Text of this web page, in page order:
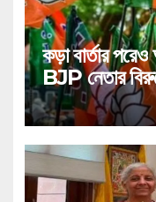
কড়া বার্তার
BJP নেতার
গুরুতর অভিযোগ,